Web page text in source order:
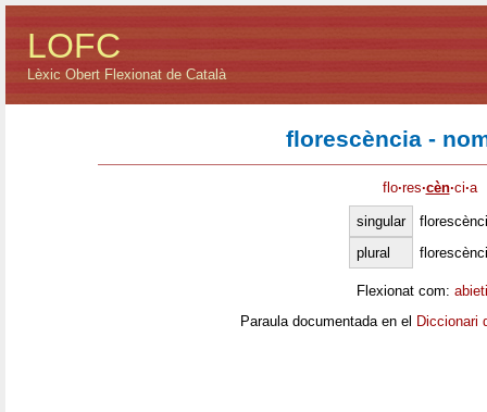
LOFC
Lèxic Obert Flexionat de Català
florescència -
flo·res·cèn·ci·a
singular
plural
Flexionat com:
Paraula documentada en el Diccionari